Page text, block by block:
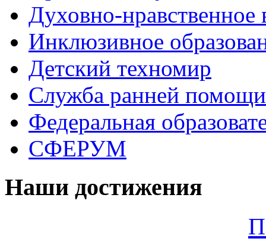
Духовно-нравственное
Инклюзивное
Детский техномир
Служба ранней помощи
Федеральная
СФЕРУМ
Наши достижения